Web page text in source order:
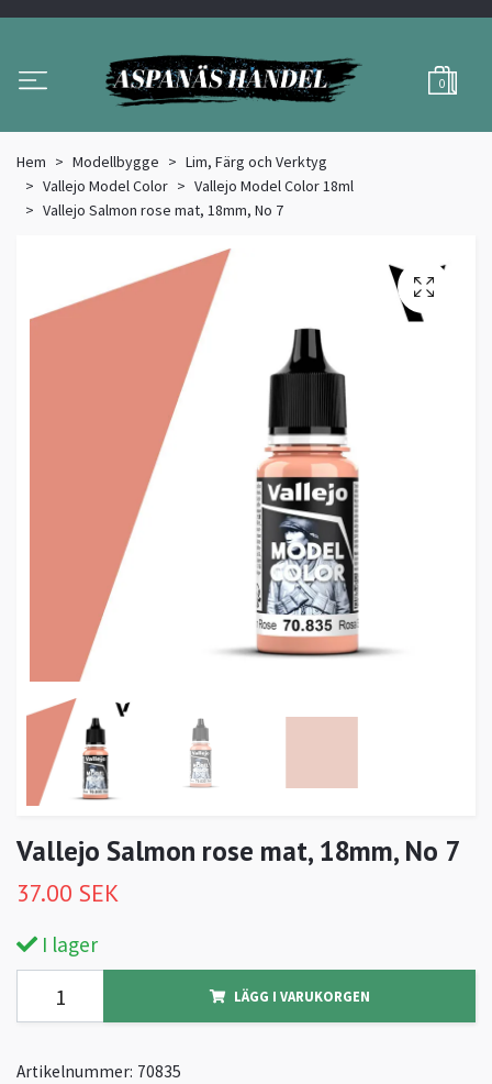
0
Hem Modellbygge
Lim, Färg och Verktyg
Vallejo Model Color
Vallejo Model Color 18ml
Vallejo Salmon rose mat, 18mm, No 7
Vallejo Salmon rose mat, 18mm, No 7
37.00 SEK
I lager
LÄGG I VARUKORGEN
Artikelnummer: 70835